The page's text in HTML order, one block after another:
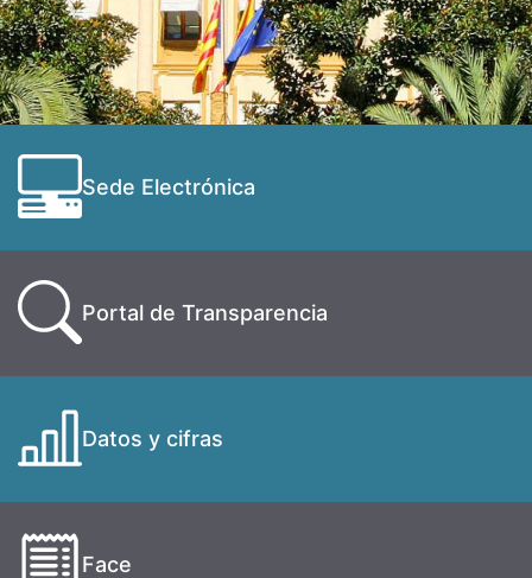
Sede Electrónica
Portal de Transparencia
Datos y cifras
Face